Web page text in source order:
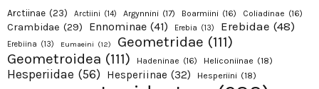
Arctiinae (23) Arctiini (14) Argynnini (17) Boarmiini (16) Coliadinae (16)
Crambidae (29) Ennominae (41) Erebia (13) Erebidae (48)
Erebiina (13) Eumaeini (12) Geometridae (111)
Geometroidea (111) Hadeninae (16) Heliconiinae (18)
Hesperiidae (56) Hesperiinae (32) Hesperiini (18)